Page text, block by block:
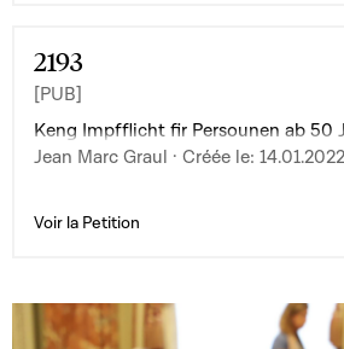
2193
[PUB]
Keng Impfflicht fir Persounen ab 50
Jean Marc Graul · Créée le: 14.01.2022
Voir la Petition